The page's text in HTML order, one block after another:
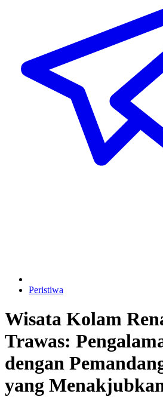
Peristiwa
Wisata Kolam
Trawas:
dengan
yang